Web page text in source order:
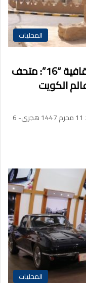
المحليات
مبادرة الوفاق| معالم الكويت الثقافية “16”: متحف
الكويت
جريدة الوفاق – السنة الثانية (العدد 322) – الأحد 11 محرم 1447 هجري- 6
المحليات